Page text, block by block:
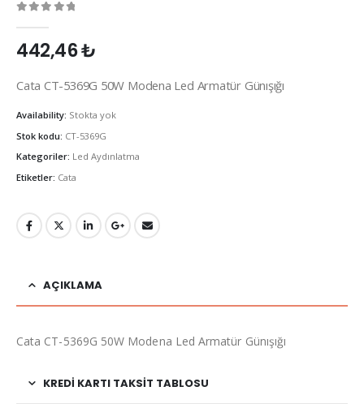
442,46₺
Cata CT-5369G 50W Modena Led Armatür Günışığı
Availability: Stokta yok
Stok kodu: CT-5369G
Kategoriler: Led Aydınlatma
Etiketler: Cata
AÇIKLAMA
Cata CT-5369G 50W Modena Led Armatür Günışığı
KREDI KARTI TAKSIT TABLOSU